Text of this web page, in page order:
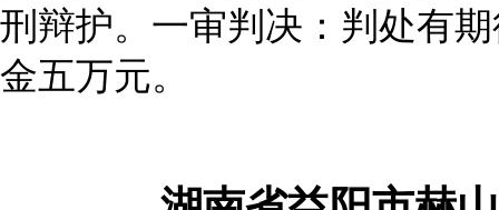
刑辩护。一审判决：判处有
金五万元。